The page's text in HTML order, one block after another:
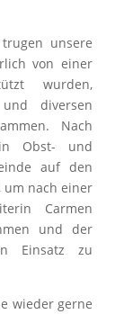
unsere
von einer
wurden,
diversen
Nach
Obst- und
auf den
um nach einer
Carmen
und der
Einsatz zu
wieder gerne